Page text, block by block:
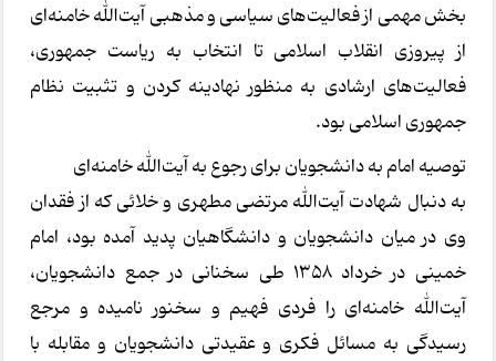
بخش مهمی از فعالیت‌های سیاسی و مذهبی آیت‌الله خامنه‌ای
از پیروزی انقلاب اسلامی تا انتخاب به ریاست جمهوری،
فعالیت‌های ارشادی به منظور نهادینه کردن و تثبیت نظام
جمهوری اسلامی بود.
توصیه امام به دانشجویان برای رجوع به آیت‌الله خامنه‌ای
به دنبال شهادت آیت‌الله مرتضی مطهری و خلائی که از فقدان
وی در میان دانشجویان و دانشگاهیان پدید آمده بود، امام
خمینی در خرداد ۱۳۵۸ طی سخنانی در جمع دانشجویان،
آیت‌الله خامنه‌ای را فردی فهیم و سخنور نامیده و مرجع
رسیدگی به مسائل فکری و عقیدتی دانشجویان و مقابله با